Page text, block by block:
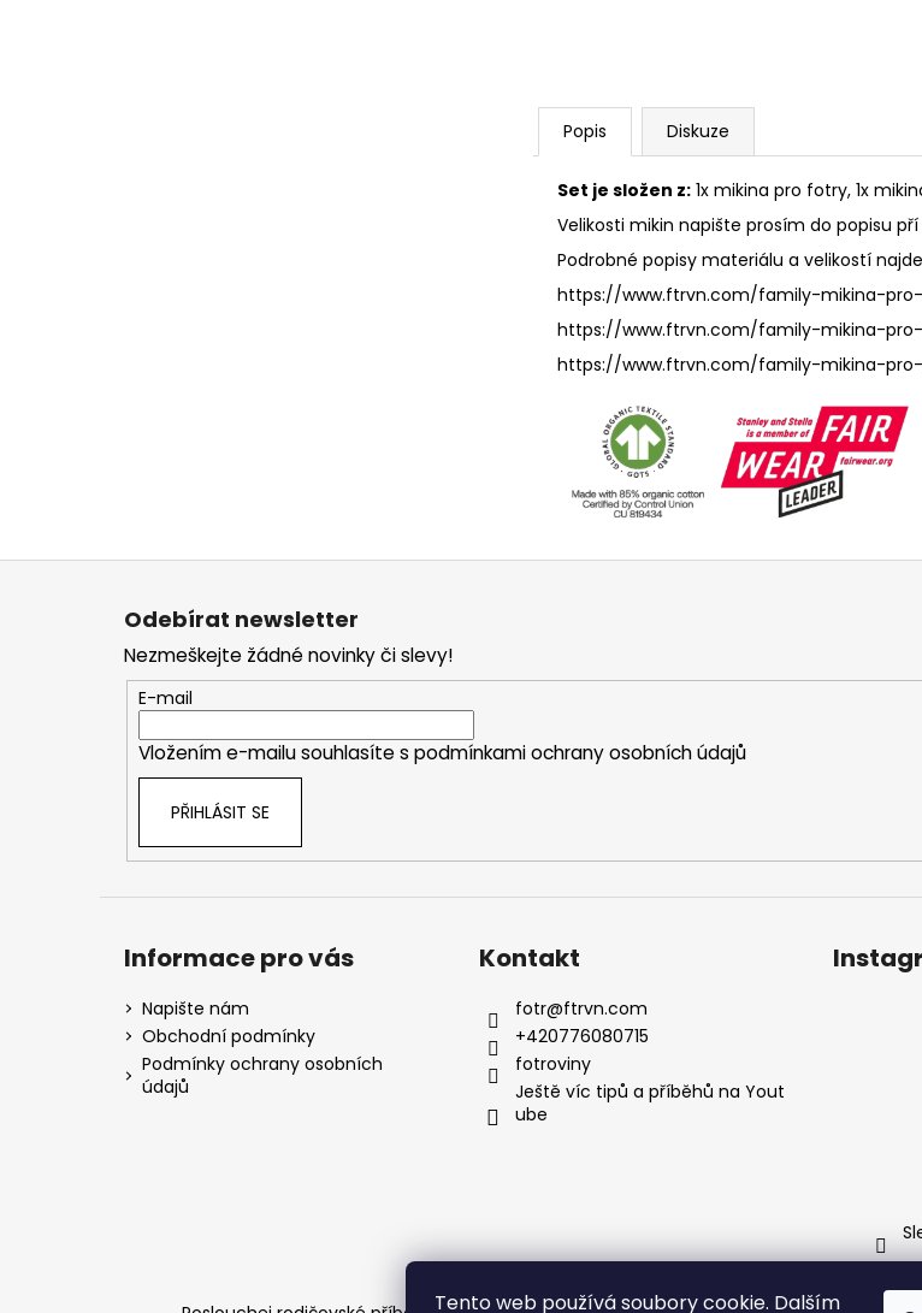
Tento web používá soubory cookie. Dalším
Popis Diskuze
Set je složen z: 1x mikina pro fotry, 1x
Velikosti mikin napište prosím do popisu
Podrobné popisy materiálu a velikostí
https://www.ftrvn.com/family-mikina-
https://www.ftrvn.com/family-mikina-
https://www.ftrvn.com/family-mikina-
Odebírat newsletter
Nezmeškejte žádné novinky či slevy!
E-mail
Vložením e-mailu souhlasíte s podmínkami ochrany osobních údajů
PŘIHLÁSIT SE
Informace pro vás
Napište nám
Obchodní podmínky
Podmínky ochrany osobních
údajů
Kontakt
fotr@ftrvn.com
+420776080715
fotroviny
Ještě víc tipů a příběhů na Yout
ube